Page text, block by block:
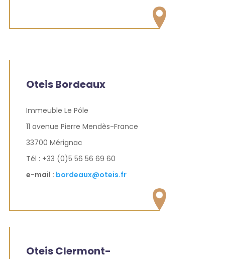
Oteis Bordeaux
Immeuble Le Pôle
11 avenue Pierre Mendès-France
33700 Mérignac
Tél : +33 (0)5 56 56 69 60
e-mail : bordeaux@oteis.fr
Oteis Clermont-